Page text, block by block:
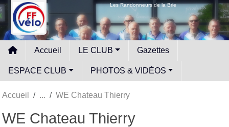
Les Randonneurs de la Brie
Accueil LE CLUB Gazettes
ESPACE CLUB PHOTOS & VIDÉOS
Accueil WE Chateau Thierry
WE Chateau Thierry
Panneau de gestion des cookies